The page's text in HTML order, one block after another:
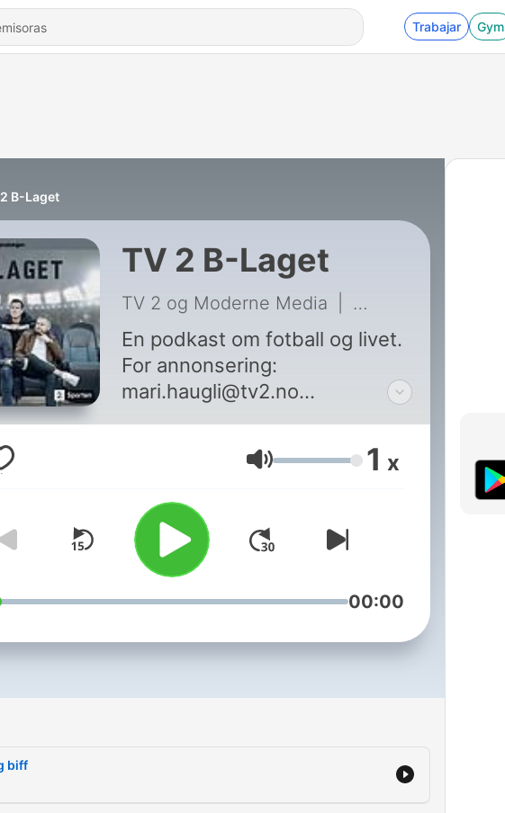
Trabajar Gym
B-Laget
TV 2 B-Laget
TV 2 og Moderne Media 285 - Kniv og biff
En podkast om fotball og livet.
For annonsering:
mari.haugli@tv2.no
info@modernemedia.no
Volumen 1 x
00:00
biff